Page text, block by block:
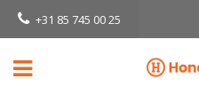
+31 85 745 00 25